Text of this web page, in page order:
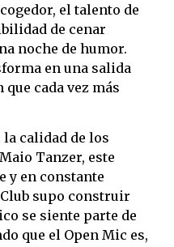
el talento de
de cenar
noche de humor.
en una salida
cada vez más
calidad de los
Tanzer, este
y en constante
supo construir
se siente parte de
que el Open Mic es,